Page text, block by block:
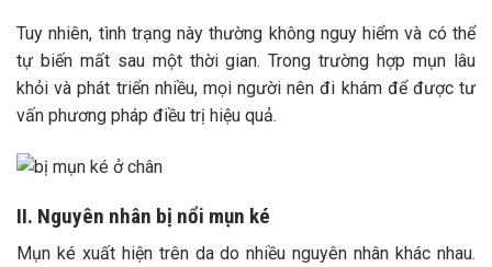
Tuy nhiên, tình trạng này thường không nguy hiểm và có thể
tự biến mất sau một thời gian. Trong trường hợp mụn lâu
khỏi và phát triển nhiều, mọi người nên đi khám để được tư
vấn phương pháp điều trị hiệu quả.
II. Nguyên nhân bị nổi mụn ké
Mụn ké xuất hiện trên da do nhiều nguyên nhân khác nhau.